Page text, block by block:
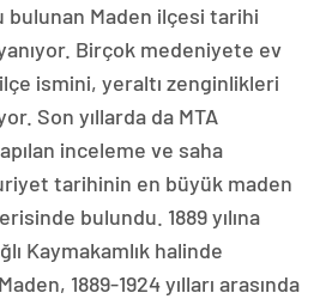
bulunan Maden ilçesi tarihi
Birçok medeniyete ev
ismini, yeraltı zenginlikleri
Son yıllarda da MTA
inceleme ve saha
tarihinin en büyük maden
bulundu. 1889 yılına
Kaymakamlık halinde
1889-1924 yılları arasında